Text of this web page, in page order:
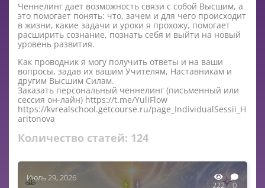
Ченнелинг дает возможность связи с собой Высшим, а
это помогает понять: что, зачем и для чего происходит
в жизни, какие задачи и уроки я прохожу, помогает
расширить сознание, познать себя и выйти на новый
уровень развития.
Как проводник я могу получить ответы и на ваши
вопросы, задав их вашим Учителям, Наставникам и
другим Высшим Силам.
Заказать персональный ченнелинг (письменный или
сессия он-лайн) https://t.me/YuliFlow
https://kvrealschool.getcourse.ru/page_IndividualSessii_H
aritonova
Количество статей: 124
Июль 29, 2026
222 0